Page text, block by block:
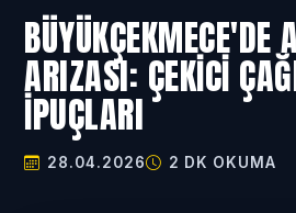
BÜYÜKÇEKMECE'DE
ARIZASI: ÇEKICI
İPUÇLARI
28.04.2026 2 DK OKUMA